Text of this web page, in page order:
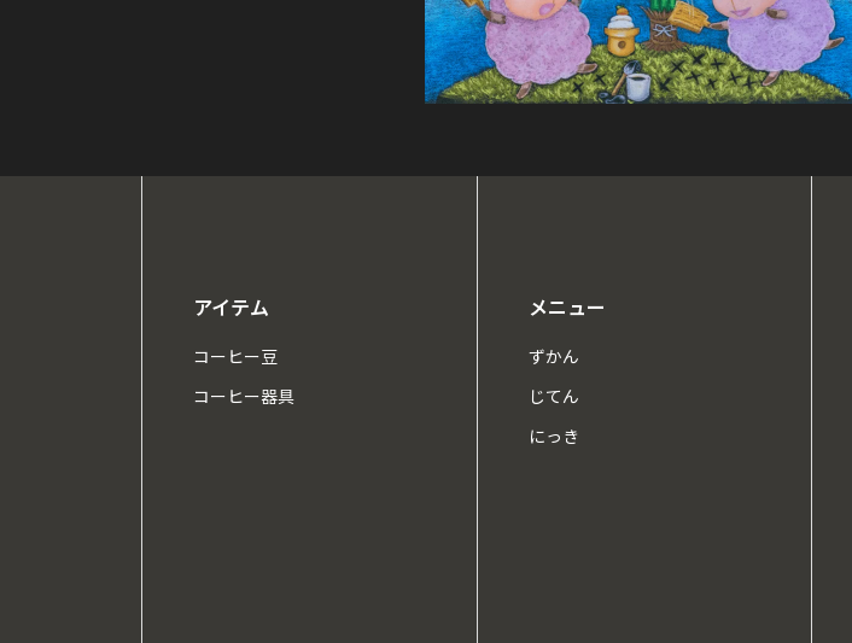
アイテム
コーヒー豆
コーヒー器具
メニュー
ずかん
じてん
にっき